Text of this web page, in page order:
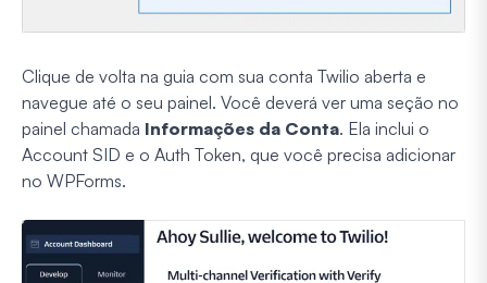
Clique de volta na guia com sua conta Twilio aberta e
navegue até o seu painel. Você deverá ver uma seção no
painel chamada Informações da Conta. Ela inclui o
Account SID e o Auth Token, que você precisa adicionar
no WPForms.